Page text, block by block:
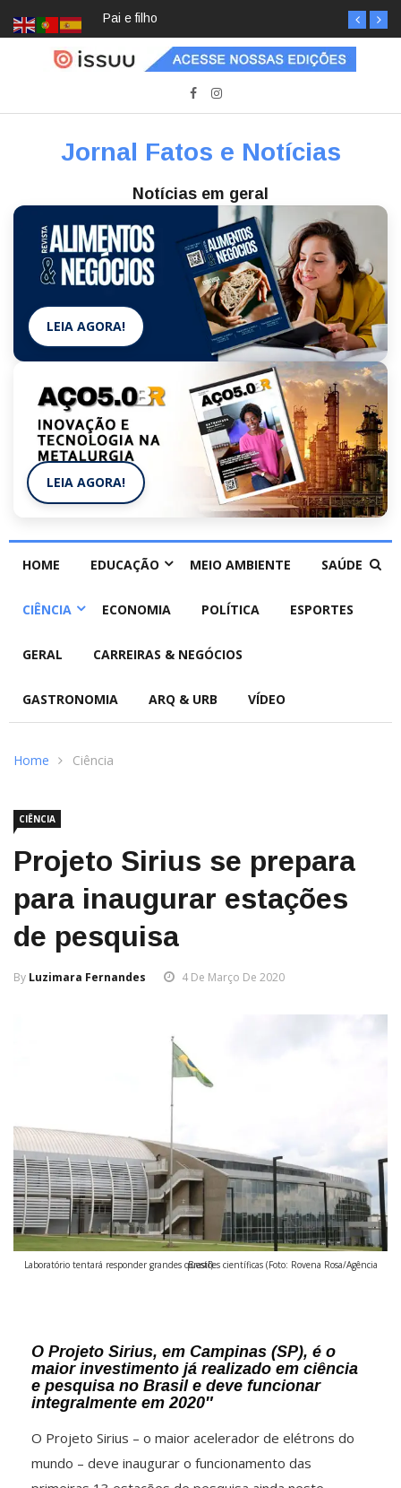
Pai e filho
Jornal Fatos e Notícias
Notícias em geral
LEIA AGORA!
LEIA AGORA!
HOME EDUCAÇÃO MEIO AMBIENTE SAÚDE
CIÊNCIA ECONOMIA POLÍTICA ESPORTES
GERAL CARREIRAS & NEGÓCIOS
GASTRONOMIA ARQ & URB VÍDEO
Home Ciência
CIÊNCIA
Projeto Sirius se prepara
para inaugurar estações
de pesquisa
By Luzimara Fernandes 4 De Março De 2020
Laboratório tentará responder grandes questões científicas (Foto: Rovena Rosa/Agência Brasil)
O Projeto Sirius, em Campinas (SP), é o
maior investimento já realizado em ciência
e pesquisa no Brasil e deve funcionar
integralmente em 2020″
O Projeto Sirius – o maior acelerador de elétrons do
mundo – deve inaugurar o funcionamento das